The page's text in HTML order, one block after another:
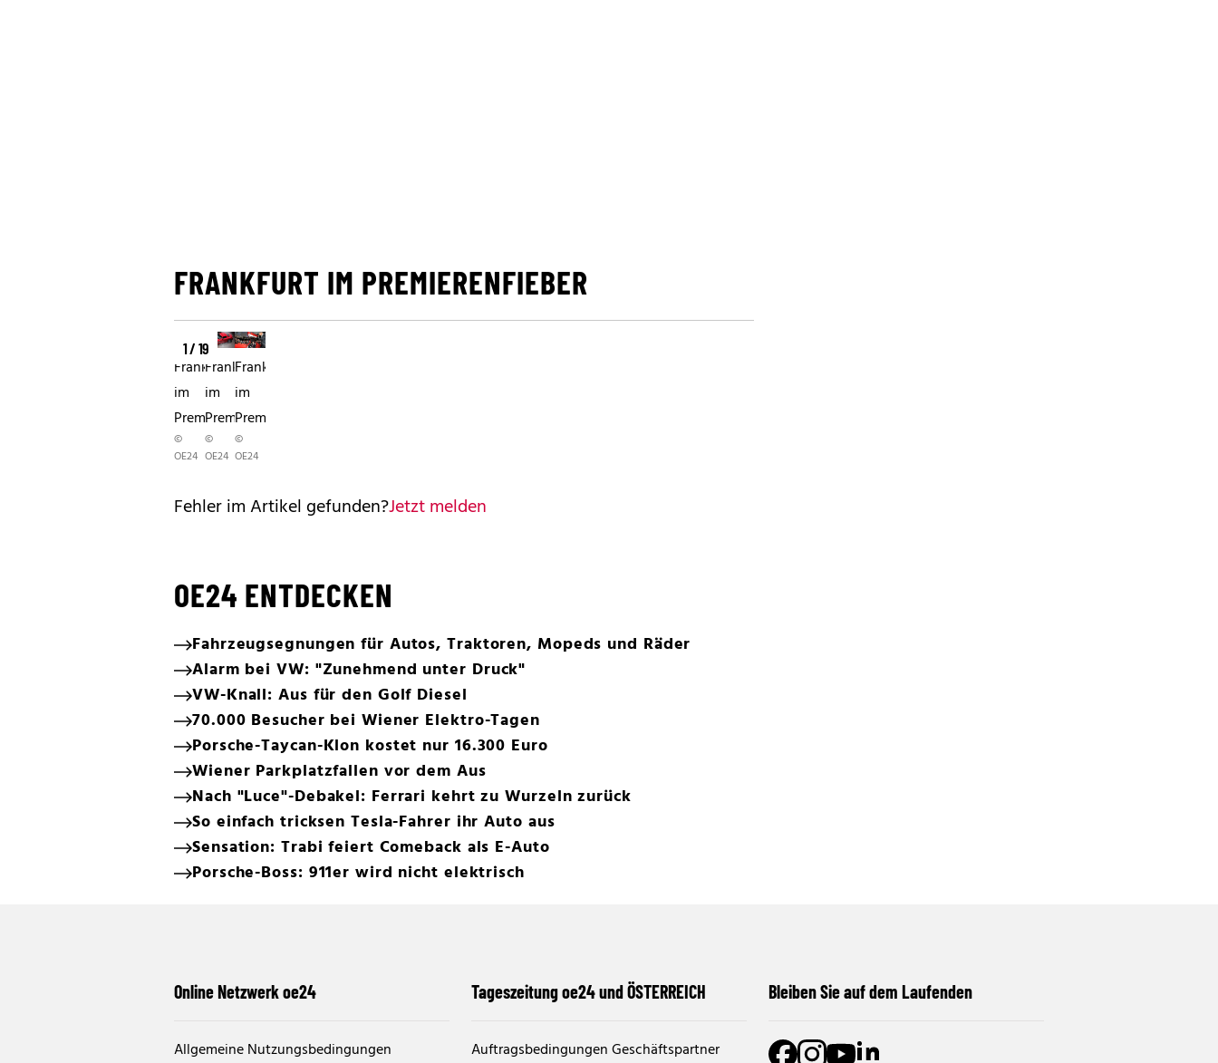
FRANKFURT IM PREMIERENFIEBER
1 / 19
Frankfurt
im
Premierenfieber
©
OE24
Frankfurt
im
Premierenfieber
©
OE24
Frankfurt
im
Premierenfieber
©
OE24
Fehler im Artikel gefunden?Jetzt melden
OE24 ENTDECKEN
Fahrzeugsegnungen für Autos, Traktoren, Mopeds und Räder
Alarm bei VW: "Zunehmend unter Druck"
VW-Knall: Aus für den Golf Diesel
70.000 Besucher bei Wiener Elektro-Tagen
Porsche-Taycan-Klon kostet nur 16.300 Euro
Wiener Parkplatzfallen vor dem Aus
Nach "Luce"-Debakel: Ferrari kehrt zu Wurzeln zurück
So einfach tricksen Tesla-Fahrer ihr Auto aus
Sensation: Trabi feiert Comeback als E-Auto
Porsche-Boss: 911er wird nicht elektrisch
Online Netzwerk oe24
Allgemeine Nutzungsbedingungen
Tageszeitung oe24 und ÖSTERREICH
Auftragsbedingungen Geschäftspartner
Bleiben Sie auf dem Laufenden